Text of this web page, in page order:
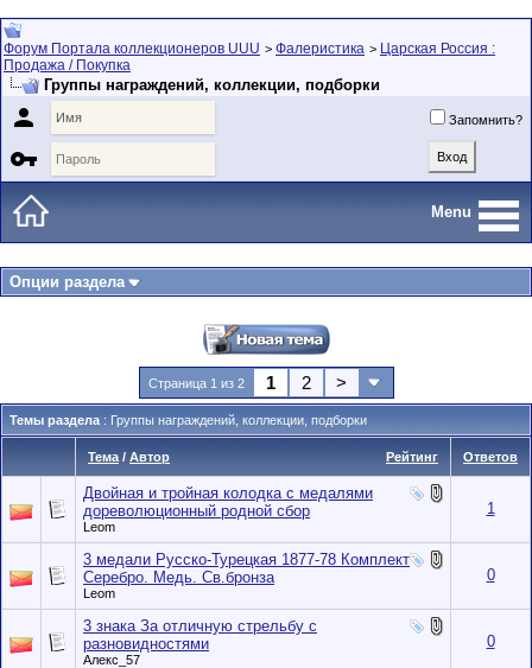
Форум Портала коллекционеров UUU > Фалеристика > Царская Россия :
Продажа / Покупка
Группы награждений, коллекции, подборки
 Запомнить?

Menu
Опции раздела
Страница 1 из 2 1 2 >
Темы раздела : Группы награждений, коллекции, подборки
Рейтинг
Тема / Автор Ответов
Двойная и тройная колодка с медалями
дореволюционный родной сбор
Leom
1
3 медали Русско-Турецкая 1877-78 Комплект
Серебро. Медь. Св.бронза
Leom
0
3 знака За отличную стрельбу с
разновидностями
Алекс_57
0